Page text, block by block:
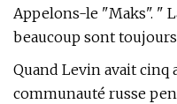
Appelons-le "Maks". "
beaucoup sont toujours
Quand Levin avait cinq
communauté russe